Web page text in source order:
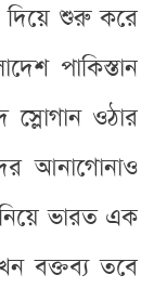
দিয়ে শুরু করে
পাকিস্তান
স্লোগান ওঠার
আনাগোনাও
ভারত এক
বক্তব্য তবে